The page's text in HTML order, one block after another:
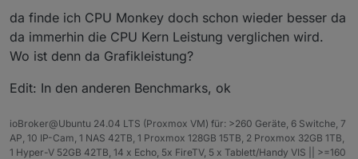
da finde ich CPU Monkey doch schon wieder besser da
da immerhin die CPU Kern Leistung verglichen wird.
Wo ist denn da Grafikleistung?
Edit: In den anderen Benchmarks, ok
ioBroker@Ubuntu 24.04 LTS (Proxmox VM) für: >260 Geräte, 6 Switche, 7
AP, 10 IP-Cam, 1 NAS 42TB, 1 Proxmox 128GB 15TB, 2 Proxmox 32GB 1TB,
1 Hyper-V 52GB 42TB, 14 x Echo, 5x FireTV, 5 x Tablett/Handy VIS || >=160